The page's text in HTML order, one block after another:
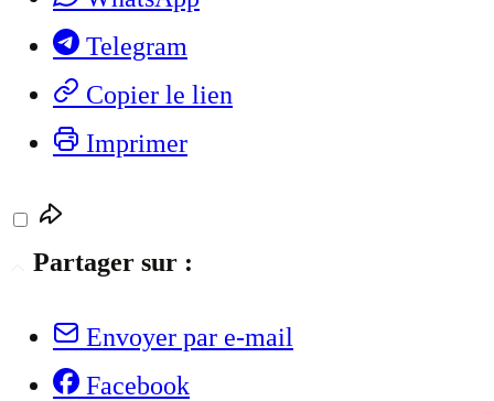
Telegram
Copier le lien
Imprimer
Partager sur :
Envoyer par e-mail
Facebook